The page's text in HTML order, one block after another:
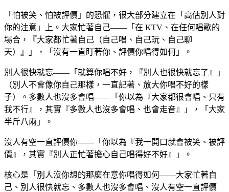
「怕被笑、怕被評價」的恐懼，很大部分建立在「高估別人對
你的注意」上。大家忙著自己——「在 KTV、在任何唱歌的
場合，『大家都忙著自己（自己唱、自己玩、自己聊
天）』」，「沒有一直盯著你、評價你唱得如何」。
別人很快就忘——「就算你唱不好，『別人也很快就忘了』」
（別人不會像你自己那樣，一直記著、放大你唱不好的樣
子）。多數人也沒多會唱——「你以為『大家都很會唱、只有
我不行』，其實『多數人也沒多會唱、也會走音』」，「大家
半斤八兩」。
沒人有空一直評價你——「你以為『我一開口就會被笑、被評
價』，其實『別人正忙著擔心自己唱得好不好』」。
核心是「別人沒你想的那麼在意你唱得如何——大家忙著自
己、別人很快就忘、多數人也沒多會唱、沒人有空一直評價